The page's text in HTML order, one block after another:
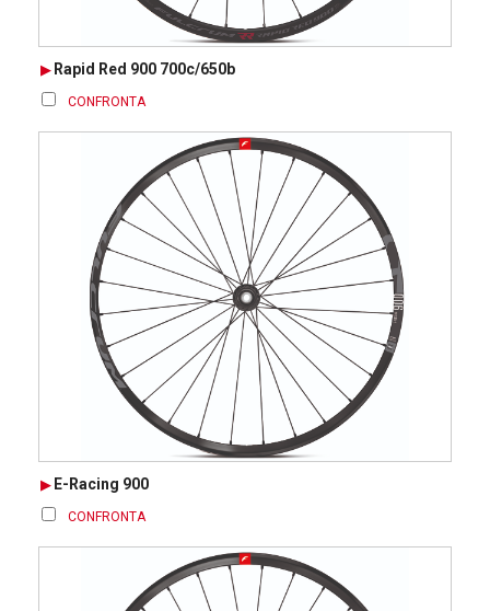
Rapid Red 900 700c/650b
CONFRONTA
E-Racing 900
CONFRONTA